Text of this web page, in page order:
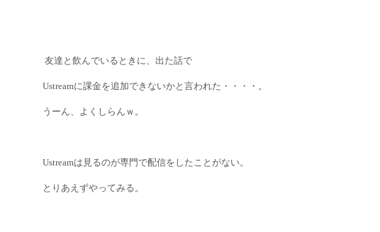
友達と飲んでいるときに、出た話で
Ustreamに課金を追加できないかと言われた・・・・。
うーん、よくしらんｗ。
Ustreamは見るのが専門で配信をしたことがない。
とりあえずやってみる。